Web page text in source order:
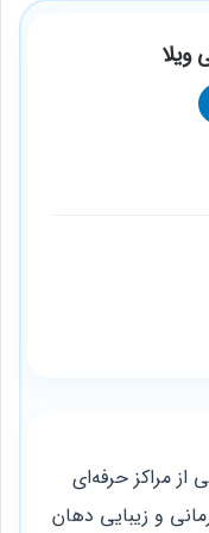
ویلا
از مراکز حرفه‌ای
و زیبایی دهان